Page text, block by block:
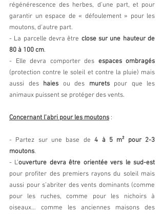
régénérescence des herbes, d’une part, et pour
garantir un espace de « défoulement » pour les
moutons, d’autre part.
- La parcelle devra être close sur une hauteur de
80 à 100 cm.
- Elle devra comporter des espaces ombragés
(protection contre le soleil et contre la pluie) mais
aussi des haies ou des murets pour que les
animaux puissent se protéger des vents.
Concernant l’abri pour les moutons :
- Partez sur une base de 4 à 5 m² pour 2-3
moutons.
- L’ouverture devra être orientée vers le sud-est
pour profiter des premiers rayons du soleil mais
aussi pour s’abriter des vents dominants (comme
pour les ruches, comme pour les nichoirs à
oiseaux… comme les anciennes maisons des